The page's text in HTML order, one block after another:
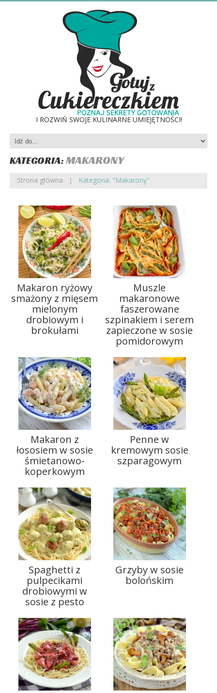
I ROZWIŃ SWOJE KULINARNE UMIEJĘTNOŚCI!
KATEGORIA:MAKARONY
Strona główna Kategoria: "Makarony"
Makaron ryżowy
smażony z mięsem
mielonym
drobiowym i
brokułami
Muszle
makaronowe
faszerowane
szpinakiem i serem
zapieczone w sosie
pomidorowym
Makaron z
łososiem w sosie
śmietanowo-
koperkowym
Penne w
kremowym sosie
szparagowym
Spaghetti z
pulpecikami
drobiowymi w
sosie z pesto
Grzyby w sosie
bolońskim